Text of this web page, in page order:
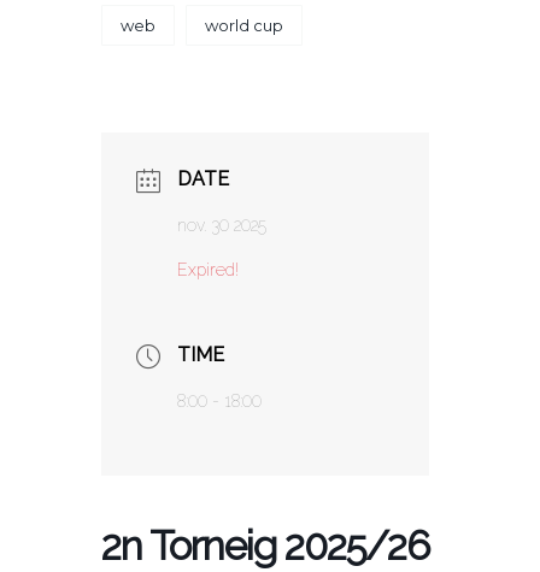
web world cup
DATE
nov. 30 2025
Expired!
TIME
8:00 - 18:00
2n Torneig 2025/26